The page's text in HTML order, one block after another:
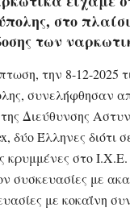
στο
των
την 8-12-2025
συνελήφθησαν
Διεύθυνσης
δύο Έλληνες διότι
στο
συσκευασίες με
με κοκαΐνη